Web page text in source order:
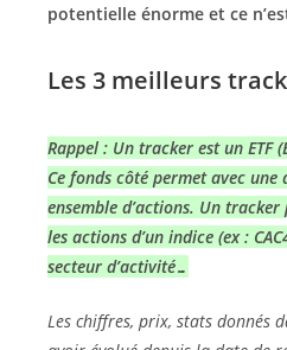
potentielle énorme et ce
Les 3 meilleurs
Rappel : Un tracker est un ETF
Ce fonds côté permet avec
ensemble d’actions. Un
les actions d’un indice (ex :
secteur d’activité…
Les chiffres, prix, stats donnés